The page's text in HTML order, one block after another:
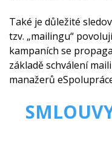
Také je důležité
tzv. „mailingu“
kampaních se
základě schválení
manažerů